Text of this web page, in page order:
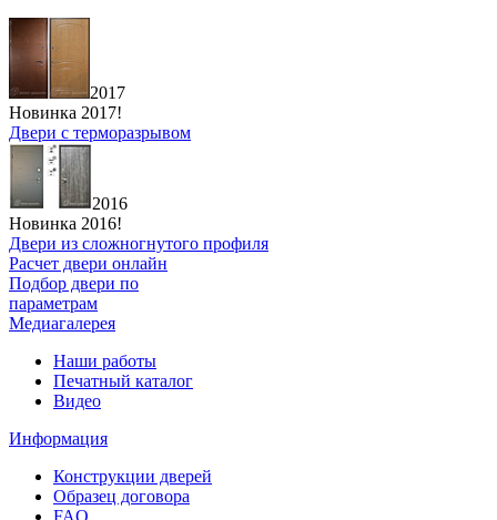
2017
Новинка 2017!
Двери с терморазрывом
2016
Новинка 2016!
Двери из сложногнутого профиля
Расчет двери онлайн
Подбор двери по
параметрам
Медиагалерея
Наши работы
Печатный каталог
Видео
Информация
Конструкции дверей
Образец договора
FAQ